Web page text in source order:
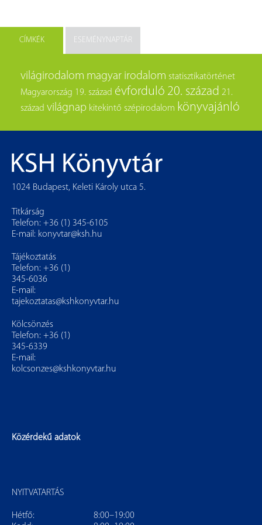
CÍMKÉK ESEMÉNYNAPTÁR
világirodalom magyar irodalom statisztikatörténet
Magyarország 19. század évforduló 20. század 21.
század világnap kitekintő szépirodalom könyvajánló
1024 Budapest, Keleti Károly utca 5.
Titkárság
Telefon: +36 (1) 345-6105
E-mail: konyvtar@ksh.hu
Tájékoztatás
Telefon: +36 (1)
345-6036
E-mail:
tajekoztatas@kshkonyvtar.hu
Kölcsönzés
Telefon: +36 (1)
345-6339
E-mail:
kolcsonzes@kshkonyvtar.hu
Közérdekű adatok
NYITVATARTÁS
Hétfő:
8:00–19:00